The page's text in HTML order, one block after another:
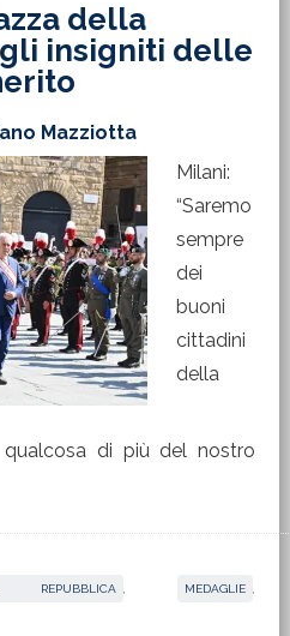
della
insigniti delle
Mazziotta
Milani:
“Saremo
sempre
dei
buoni
cittadini
della
di più del nostro
MEDAGLIE